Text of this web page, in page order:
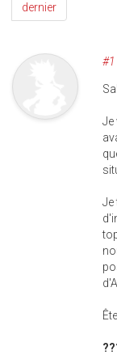
dernier
#1
Je
Je